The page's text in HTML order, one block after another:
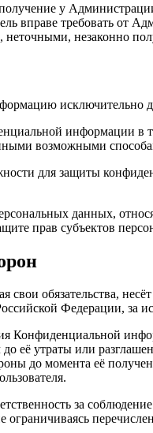
у
вправе требовать от
незаконно
исключительно
информации в
возможными
для защиты
данных,
прав субъектов
обязательства,
Федерации,
Конфиденциальной
её утраты или
до момента её
за
ограничиваясь